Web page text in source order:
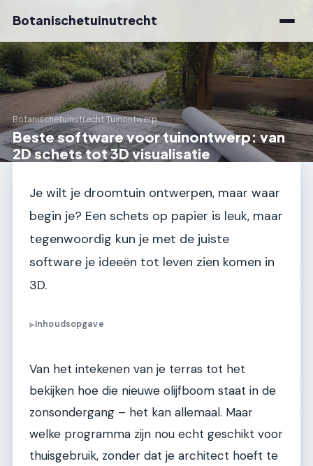
Botanischetuinutrecht
Botanischetuinutrecht›Tuinontwerp
Beste software voor tuinontwerp: van
2D schets tot 3D visualisatie
Je wilt je droomtuin ontwerpen, maar waar
begin je? Een schets op papier is leuk, maar
tegenwoordig kun je met de juiste
software je ideeën tot leven zien komen in
3D.
▶Inhoudsopgave
Van het intekenen van je terras tot het
bekijken hoe die nieuwe olijfboom staat in de
zonsondergang – het kan allemaal. Maar
welke programma zijn nou echt geschikt voor
thuisgebruik, zonder dat je architect hoeft te